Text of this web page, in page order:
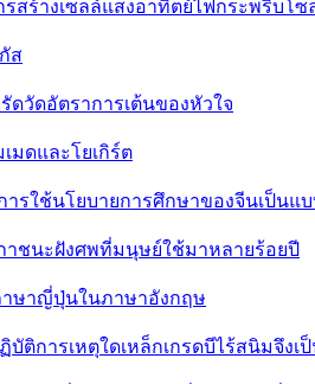
รสร้างเซลล์แสงอาทิตย์ไฟกระพริบโซ
ส
ดวัดอัตราการเต้นของหัวใจ
มดและโยเกิร์ต
ารใช้นโยบายการศึกษาของจีนเป็นแ
ชนะฝังศพที่มนุษย์ใช้มาหลายร้อยปี
ษาญี่ปุ่นในภาษาอังกฤษ
ติการเหตุใดเหล็กเกรดบีไร้สนิมจึงเ